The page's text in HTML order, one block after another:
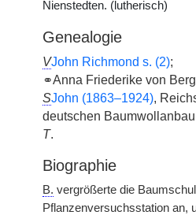
Nienstedten. (lutherisch)
Genealogie
VJohn Richmond s. (2);
⚭Anna Friederike von
SJohn (1863–1924),
deutschen
T.
Biographie
B. vergrößerte die
Pflanzenversuchsstation an,